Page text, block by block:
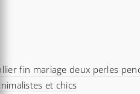
fin mariage deux perles
et chics